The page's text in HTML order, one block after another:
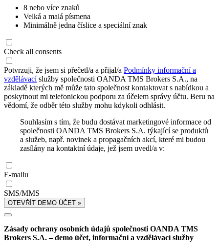
8 nebo více znaků
Velká a malá písmena
Minimálně jedna číslice a speciální znak
Check all consents
Potvrzuji, že jsem si přečetl/a a přijal/a Podmínky informační a
vzdělávacíslužby společnosti OANDA TMS Brokers S.A., na
základě kterých mě může tato společnost kontaktovat s nabídkou a
poskytnout mi telefonickou podporu za účelem správy účtu. Beru na
vědomí, že odběr této služby mohu kdykoli odhlásit.
Souhlasím s tím, že budu dostávat marketingové informace od
společnosti OANDA TMS Brokers S.A. týkající se produktů
a služeb, např. novinek a propagačních akcí, které mi budou
zasílány na kontaktní údaje, jež jsem uvedl/a v:
E-mailu
SMS/MMS
OTEVŘÍT DEMO ÚČET »
Zásady ochrany osobních údajů společnosti OANDA TMS
Brokers S.A. – demo účet, informační a vzdělávací služby